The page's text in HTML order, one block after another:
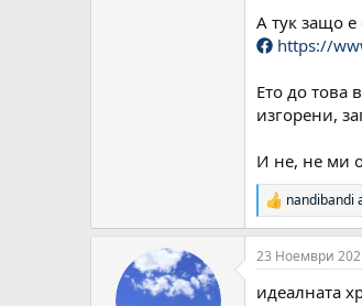
А тук защо е
https://
Ето до това
изгорени,
И не, не ми
Р
е
а
к
и
nandibandi
23 Ноември
идеалната